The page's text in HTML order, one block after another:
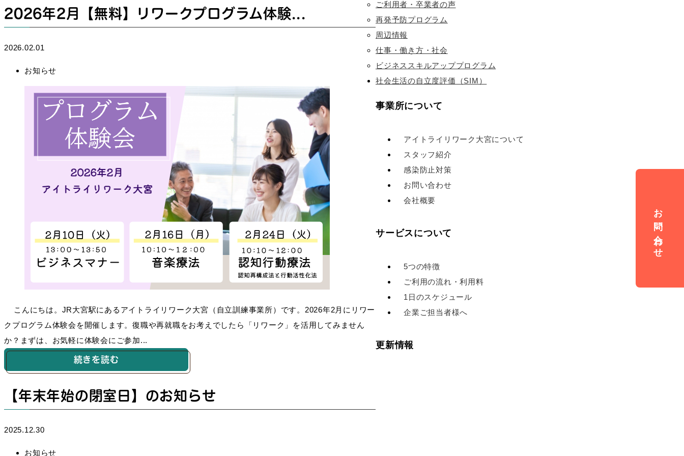
2026年2月【無料】リワークプログラム体験...
2026.02.01
お知らせ
こんにちは。JR大宮駅にあるアイトライリワーク大宮（自立訓練事業所）です。2026年2月にリワー
クプログラム体験会を開催します。復職や再就職をお考えでしたら「リワーク」を活用してみません
か？まずは、お気軽に体験会にご参加...
続きを読む
【年末年始の閉室日】のお知らせ
2025.12.30
お知らせ
ご利用者・卒業者の声
再発予防プログラム
周辺情報
仕事・働き方・社会
ビジネススキルアッププログラム
社会生活の自立度評価（SIM）
事業所について
アイトライリワーク大宮について
スタッフ紹介
感染防止対策
お問い合わせ
会社概要
サービスについて
5つの特徴
ご利用の流れ・利用料
1日のスケジュール
企業ご担当者様へ
更新情報
お問い合わせ